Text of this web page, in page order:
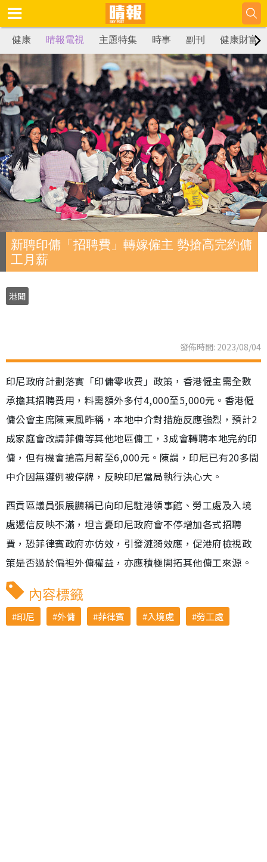
健康 晴報電視 主題特集 時事 副刊 健康財富
新聘印傭「招聘費」轉嫁僱主 勢搶高完約傭
工月薪
港聞
發佈時間: 2023/08/04
印尼政府計劃落實「印傭零收費」政策，香港僱主需全數
承擔其招聘費用，料需額外多付4,000至5,000元。香港僱
傭公會主席陳東風昨稱，本地中介對措施反應強烈，預計2
成家庭會改請菲傭等其他地區傭工，3成會轉聘本地完約印
傭，但有機會搶高月薪至6,000元。陳謂，印尼已有20多間
中介因無遵例被停牌，反映印尼當局執行決心大。
西貢區議員張展鵬稱已向印尼駐港領事館、勞工處及入境
處遞信反映不滿，坦言憂印尼政府會不停增加各式招聘
費，恐菲律賓政府亦仿效，引發漣漪效應，促港府檢視政
策是否過於偏袒外傭權益，亦應積極開拓其他傭工來源。
內容標籤
印尼 外傭 菲律賓 入境處 勞工處